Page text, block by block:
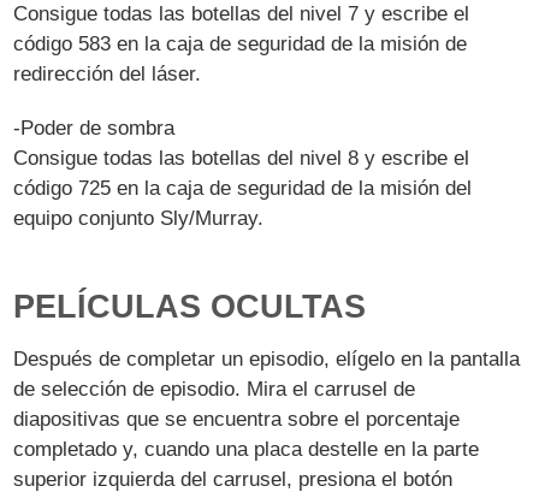
Consigue todas las botellas del nivel 7 y escribe el
código 583 en la caja de seguridad de la misión de
redirección del láser.
-Poder de sombra
Consigue todas las botellas del nivel 8 y escribe el
código 725 en la caja de seguridad de la misión del
equipo conjunto Sly/Murray.
PELÍCULAS OCULTAS
Después de completar un episodio, elígelo en la pantalla
de selección de episodio. Mira el carrusel de
diapositivas que se encuentra sobre el porcentaje
completado y, cuando una placa destelle en la parte
superior izquierda del carrusel, presiona el botón